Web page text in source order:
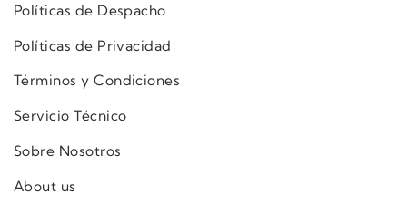
Políticas de Despacho
Políticas de Privacidad
Términos y Condiciones
Servicio Técnico
Sobre Nosotros
About us